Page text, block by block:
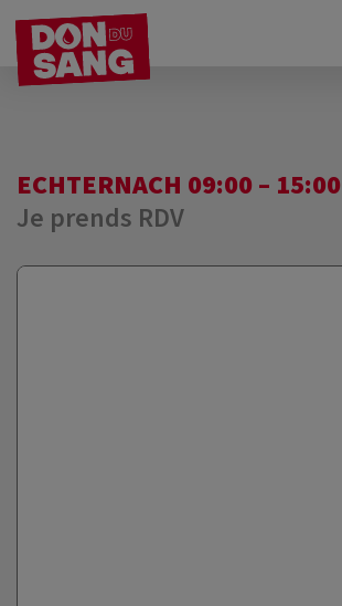
ECHTERNACH 09:00 – 15:00
Je prends RDV